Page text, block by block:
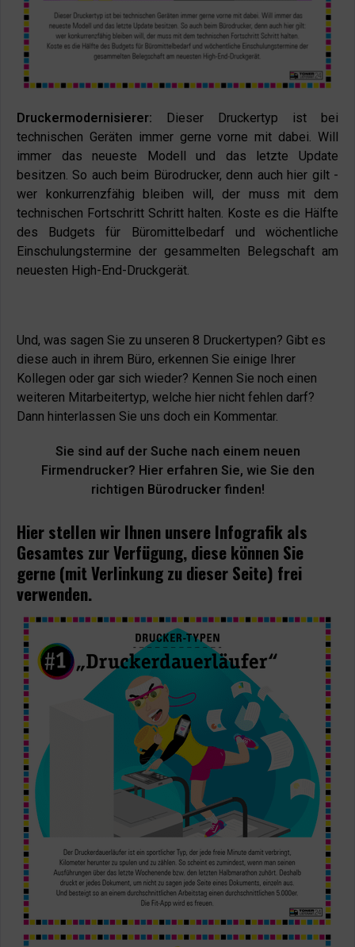
Druckermodernisierer: Dieser Druckertyp ist bei
technischen Geräten immer gerne vorne mit dabei. Will
immer das neueste Modell und das letzte Update
besitzen. So auch beim Bürodrucker, denn auch hier gilt -
wer konkurrenzfähig bleiben will, der muss mit dem
technischen Fortschritt Schritt halten. Koste es die Hälfte
des Budgets für Büromittelbedarf und wöchentliche
Einschulungstermine der gesammelten Belegschaft am
neuesten High-End-Druckgerät.
Und, was sagen Sie zu unseren 8 Druckertypen? Gibt es
diese auch in ihrem Büro, erkennen Sie einige Ihrer
Kollegen oder gar sich wieder? Kennen Sie noch einen
weiteren Mitarbeitertyp, welche hier nicht fehlen darf?
Dann hinterlassen Sie uns doch ein Kommentar.
Sie sind auf der Suche nach einem neuen
Firmendrucker? Hier erfahren Sie, wie Sie den
richtigen Bürodruckerfinden!
Hier stellen wir Ihnen unsere Infografik als
Gesamtes zur Verfügung, diese können Sie
gerne (mit Verlinkung zu dieser Seite) frei
verwenden.